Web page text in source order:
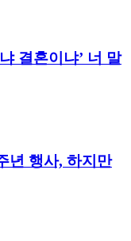
결혼이냐’ 너 말
년 행사, 하지만